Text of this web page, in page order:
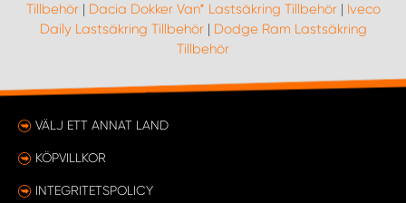
Tillbehör| Dacia Dokker Van* Lastsäkring Tillbehör| Iveco
Daily Lastsäkring Tillbehör| Dodge Ram Lastsäkring
Tillbehör
VÄLJ ETT ANNAT LAND
KÖPVILLKOR
INTEGRITETSPOLICY